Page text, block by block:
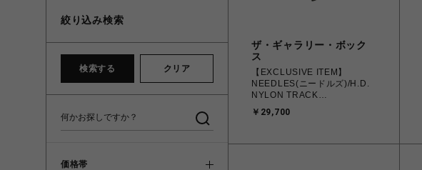
絞り込み検索
検索する クリア
価格帯
ザ・ギャラリー・ボック
ス
【EXCLUSIVE ITEM】
NEEDLES(ニードルズ)/H.D.
NYLON TRACK
￥29,700